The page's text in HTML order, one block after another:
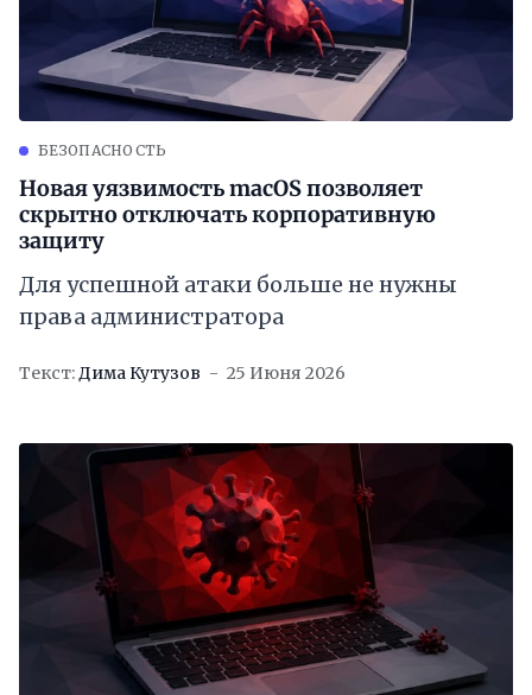
БЕЗОПАСНОСТЬ
Новая уязвимость macOS позволяет
скрытно отключать корпоративную
защиту
Для успешной атаки больше не нужны
права администратора
Текст:Дима Кутузов 25 Июня 2026